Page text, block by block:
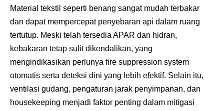
Material tekstil seperti benang sangat mudah terbakar
dan dapat mempercepat penyebaran api dalam ruang
tertutup. Meski telah tersedia APAR dan hidran,
kebakaran tetap sulit dikendalikan, yang
mengindikasikan perlunya fire suppression system
otomatis serta deteksi dini yang lebih efektif. Selain itu,
ventilasi gudang, pengaturan jarak penyimpanan, dan
housekeeping menjadi faktor penting dalam mitigasi